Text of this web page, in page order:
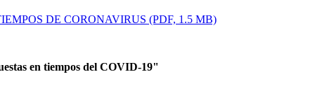
DE CORONAVIRUS (PDF, 1.5 MB)
en tiempos del COVID-19"